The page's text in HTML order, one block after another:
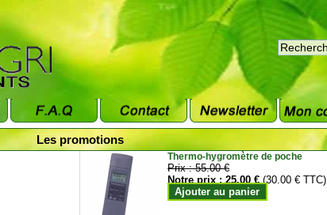
Les promotions
Thermo-hygromètre de poche
Prix :55.00 €
Notre prix :25.00 € (30.00 € TTC)
Ajouter au panier